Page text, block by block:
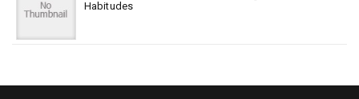
Habitudes